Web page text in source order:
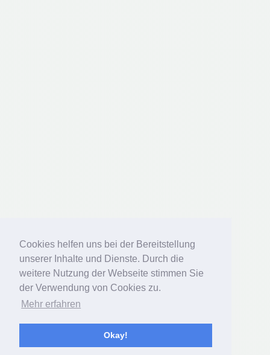
Cookies helfen uns bei der Bereitstellung
unserer Inhalte und Dienste. Durch die
weitere Nutzung der Webseite stimmen Sie
der Verwendung von Cookies zu.
Mehr erfahren
Okay!
Cookies helfen uns bei der Bereitstellung
unserer Inhalte und Dienste. Durch die
weitere Nutzung der Webseite stimmen Sie
der Verwendung von Cookies zu.
Mehr erfahren
Okay!